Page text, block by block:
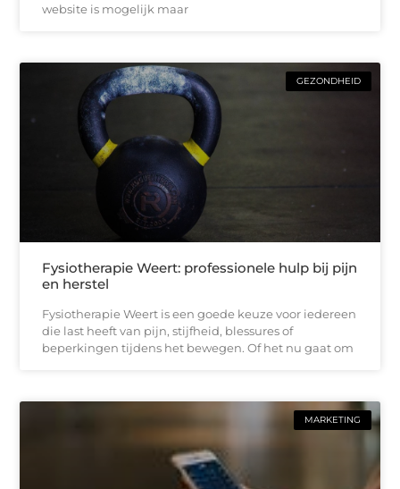
website is mogelijk maar
GEZONDHEID
Fysiotherapie Weert: professionele hulp bij pijn
en herstel
Fysiotherapie Weert is een goede keuze voor iedereen
die last heeft van pijn, stijfheid, blessures of
beperkingen tijdens het bewegen. Of het nu gaat om
MARKETING